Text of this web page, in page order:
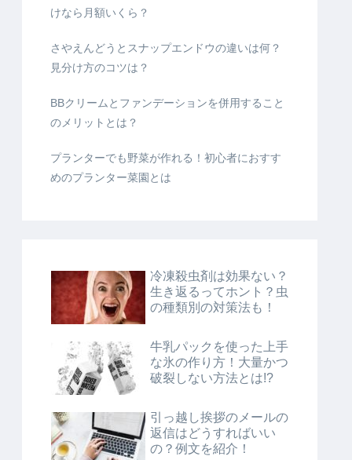
けなら月額いくら？
さやえんどうとスナップエンドウの違いは何？
見分け方のコツは？
BBクリームとファンデーションを併用すること
のメリットとは？
プランターでも野菜が作れる！初心者におすす
めのプランター菜園とは
冷凍殺虫剤は効果ない？
生き返るってホント？虫
の種類別の対策法も！
牛乳パックを使った上手
な氷の作り方！大量かつ
破裂しない方法とは!?
引っ越し挨拶のメールの
返信はどうすればいい
の？例文を紹介！